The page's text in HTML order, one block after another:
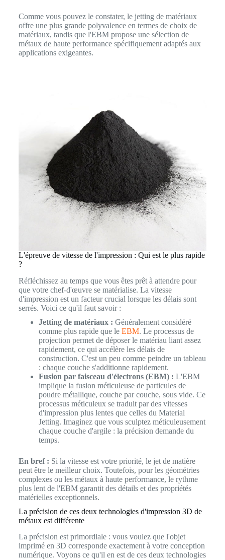
Comme vous pouvez le constater, le jetting de matériaux
offre une plus grande polyvalence en termes de choix de
matériaux, tandis que l'EBM propose une sélection de
métaux de haute performance spécifiquement adaptés aux
applications exigeantes.
L'épreuve de vitesse de l'impression : Qui est le plus rapide
?
Réfléchissez au temps que vous êtes prêt à attendre pour
que votre chef-d'œuvre se matérialise. La vitesse
d'impression est un facteur crucial lorsque les délais sont
serrés. Voici ce qu'il faut savoir :
Jetting de matériaux : Généralement considéré
comme plus rapide que le EBM. Le processus de
projection permet de déposer le matériau liant assez
rapidement, ce qui accélère les délais de
construction. C'est un peu comme peindre un tableau
: chaque couche s'additionne rapidement.
Fusion par faisceau d'électrons (EBM) : L'EBM
implique la fusion méticuleuse de particules de
poudre métallique, couche par couche, sous vide. Ce
processus méticuleux se traduit par des vitesses
d'impression plus lentes que celles du Material
Jetting. Imaginez que vous sculptez méticuleusement
chaque couche d'argile : la précision demande du
temps.
En bref : Si la vitesse est votre priorité, le jet de matière
peut être le meilleur choix. Toutefois, pour les géométries
complexes ou les métaux à haute performance, le rythme
plus lent de l'EBM garantit des détails et des propriétés
matérielles exceptionnels.
La précision de ces deux technologies d'impression 3D de
métaux est différente
La précision est primordiale : vous voulez que l'objet
imprimé en 3D corresponde exactement à votre conception
numérique. Voyons ce qu'il en est de ces deux technologies